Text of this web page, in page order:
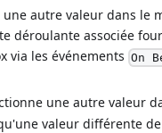
autre valeur dans le
déroulante associée
via les événements On
une autre valeur
valeur différente